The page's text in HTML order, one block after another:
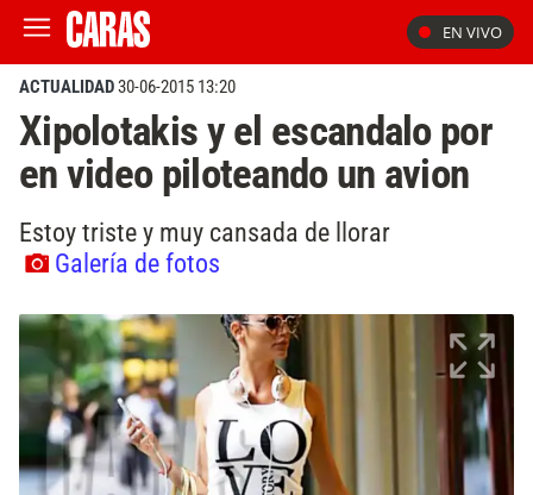
EN VIVO
ACTUALIDAD30-06-2015 13:20
Xipolotakis y el escandalo por
en video piloteando un avion
Estoy triste y muy cansada de llorar
Galería de fotos